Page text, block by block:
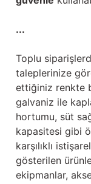
...
Toplu
taleplerinize
ettiğiniz renkte
galvaniz ile
hortumu, süt
kapasitesi gibi
karşılıklı
gösterilen
ekipmanlar,